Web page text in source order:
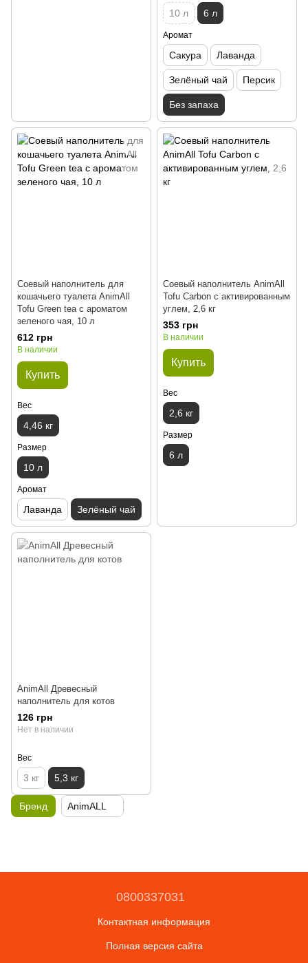
10 л 6 л
Аромат
Сакура Лаванда
Зелёный чай Персик
Без запаха
Соевый наполнитель для
кошачьего туалета AnimAll
Tofu Green tea с ароматом
зеленого чая, 10 л
612 грн
В наличии
Купить
Вес
4,46 кг
Размер
10 л
Аромат
Лаванда Зелёный чай
Соевый наполнитель AnimAll
Tofu Carbon с активированным
углем, 2,6 кг
353 грн
В наличии
Купить
Вес
2,6 кг
Размер
6 л
AnimAll Древесный
наполнитель для котов
126 грн
Нет в наличии
Вес
3 кг 5,3 кг
Бренд AnimALL
0800337031
Контактная информация
Полная версия сайта